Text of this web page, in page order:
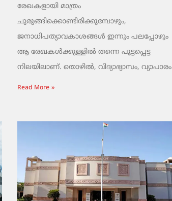
രേഖകളായി മാത്രം
ചുരുങ്ങിക്കൊണ്ടിരിക്കുമ്പോഴും,
ജനാധിപത്യാവകാശങ്ങൾ ഇന്നും പലപ്പോഴും
ആ രേഖകൾക്കുള്ളിൽ തന്നെ പൂട്ടപ്പെട്ട
നിലയിലാണ്. തൊഴിൽ, വിദ്യാഭ്യാസം, വ്യാപാരം
Read More »